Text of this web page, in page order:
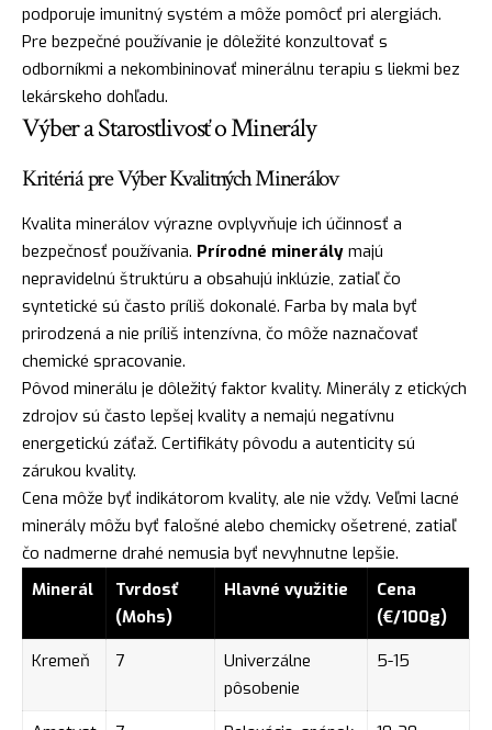
podporuje imunitný systém a môže pomôcť pri alergiách.
Pre bezpečné používanie je dôležité konzultovať s
odborníkmi a nekombininovať minerálnu terapiu s liekmi bez
lekárskeho dohľadu.
Výber a Starostlivosť o Minerály
Kritériá pre Výber Kvalitných Minerálov
Kvalita minerálov výrazne ovplyvňuje ich účinnosť a
bezpečnosť používania. Prírodné minerály majú
nepravidelnú štruktúru a obsahujú inklúzie, zatiaľ čo
syntetické sú často príliš dokonalé. Farba by mala byť
prirodzená a nie príliš intenzívna, čo môže naznačovať
chemické spracovanie.
Pôvod minerálu je dôležitý faktor kvality. Minerály z etických
zdrojov sú často lepšej kvality a nemajú negatívnu
energetickú záťaž. Certifikáty pôvodu a autenticity sú
zárukou kvality.
Cena môže byť indikátorom kvality, ale nie vždy. Veľmi lacné
minerály môžu byť falošné alebo chemicky ošetrené, zatiaľ
čo nadmerne drahé nemusia byť nevyhnutne lepšie.
Minerál
Tvrdosť
(Mohs)
Hlavné využitie
Cena
(€/100g)
Kremeň
7
Univerzálne
pôsobenie
5-15